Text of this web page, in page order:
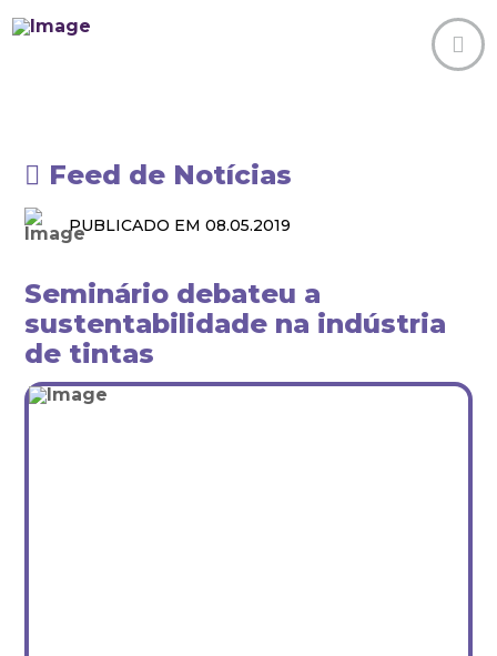
Feed de Notícias
PUBLICADO EM 08.05.2019
Seminário debateu a
sustentabilidade na indústria
de tintas